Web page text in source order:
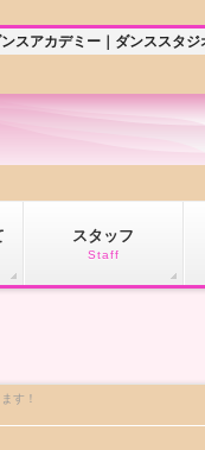
アカデミー｜ダンススタジ
スタッフ
Staff
す！